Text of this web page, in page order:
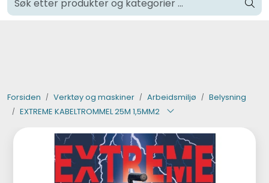
Skip to main content Klikk og hent i Oslo
Forsiden Verktøy og maskiner Arbeidsmiljø
Belysning
EXTREME KABELTROMMEL 25M 1,5MM2
Byggevarer